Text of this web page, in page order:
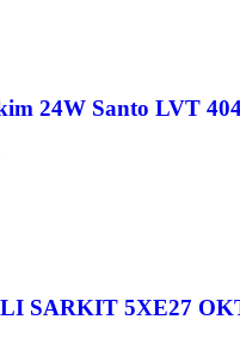
24W Santo LVT
SARKIT 5XE27